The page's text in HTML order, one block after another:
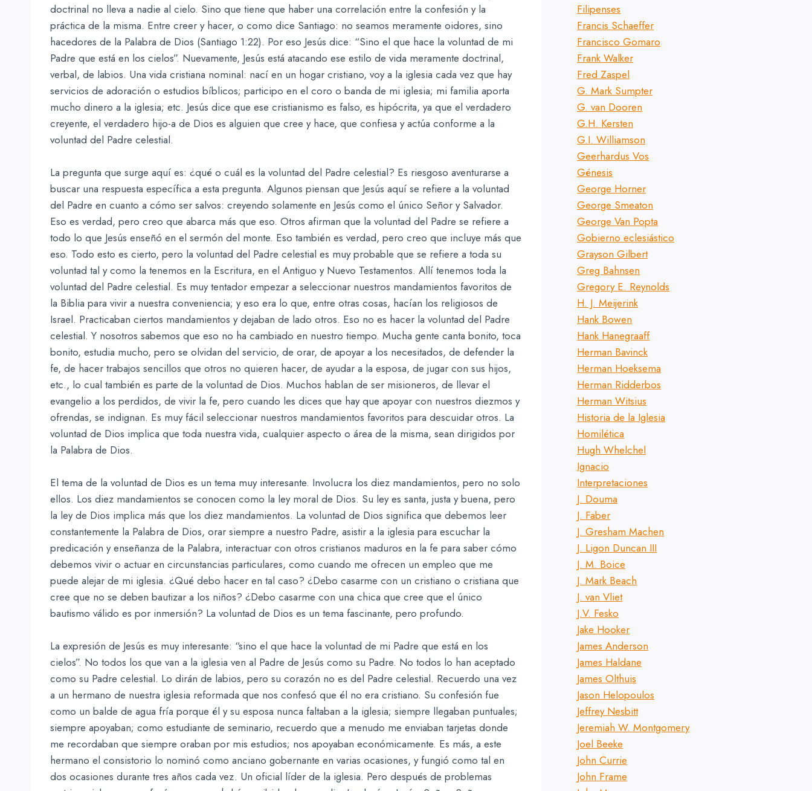
doctrinal no lleva a nadie al cielo. Sino que tiene que haber una correlación entre la confesión y la
práctica de la misma. Entre creer y hacer, o como dice Santiago: no seamos meramente oidores, sino
hacedores de la Palabra de Dios (Santiago 1:22). Por eso Jesús dice: “Sino el que hace la voluntad de mi
Padre que está en los cielos”. Nuevamente, Jesús está atacando ese estilo de vida meramente doctrinal,
verbal, de labios. Una vida cristiana nominal: nací en un hogar cristiano, voy a la iglesia cada vez que hay
servicios de adoración o estudios bíblicos; participo en el coro o banda de mi iglesia; mi familia aporta
mucho dinero a la iglesia; etc. Jesús dice que ese cristianismo es falso, es hipócrita, ya que el verdadero
creyente, el verdadero hijo-a de Dios es alguien que cree y hace, que confiesa y actúa conforme a la
voluntad del Padre celestial.
La pregunta que surge aquí es: ¿qué o cuál es la voluntad del Padre celestial? Es riesgoso aventurarse a
buscar una respuesta específica a esta pregunta. Algunos piensan que Jesús aquí se refiere a la voluntad
del Padre en cuanto a cómo ser salvos: creyendo solamente en Jesús como el único Señor y Salvador.
Eso es verdad, pero creo que abarca más que eso. Otros afirman que la voluntad del Padre se refiere a
todo lo que Jesús enseñó en el sermón del monte. Eso también es verdad, pero creo que incluye más que
eso. Todo esto es cierto, pero la voluntad del Padre celestial es muy probable que se refiere a toda su
voluntad tal y como la tenemos en la Escritura, en el Antiguo y Nuevo Testamentos. Allí tenemos toda la
voluntad del Padre celestial. Es muy tentador empezar a seleccionar nuestros mandamientos favoritos de
la Biblia para vivir a nuestra conveniencia; y eso era lo que, entre otras cosas, hacían los religiosos de
Israel. Practicaban ciertos mandamientos y dejaban de lado otros. Eso no es hacer la voluntad del Padre
celestial. Y nosotros sabemos que eso no ha cambiado en nuestro tiempo. Mucha gente canta bonito, toca
bonito, estudia mucho, pero se olvidan del servicio, de orar, de apoyar a los necesitados, de defender la
fe, de hacer trabajos sencillos que otros no quieren hacer, de ayudar a la esposa, de jugar con sus hijos,
etc., lo cual también es parte de la voluntad de Dios. Muchos hablan de ser misioneros, de llevar el
evangelio a los perdidos, de vivir la fe, pero cuando les dices que hay que apoyar con nuestros diezmos y
ofrendas, se indignan. Es muy fácil seleccionar nuestros mandamientos favoritos para descuidar otros. La
voluntad de Dios implica que toda nuestra vida, cualquier aspecto o área de la misma, sean dirigidos por
la Palabra de Dios.
El tema de la voluntad de Dios es un tema muy interesante. Involucra los diez mandamientos, pero no solo
ellos. Los diez mandamientos se conocen como la ley moral de Dios. Su ley es santa, justa y buena, pero
la ley de Dios implica más que los diez mandamientos. La voluntad de Dios significa que debemos leer
constantemente la Palabra de Dios, orar siempre a nuestro Padre, asistir a la iglesia para escuchar la
predicación y enseñanza de la Palabra, interactuar con otros cristianos maduros en la fe para saber cómo
debemos vivir o actuar en circunstancias particulares, como cuando me ofrecen un empleo que me
puede alejar de mi iglesia. ¿Qué debo hacer en tal caso? ¿Debo casarme con un cristiano o cristiana que
cree que no se deben bautizar a los niños? ¿Debo casarme con una chica que cree que el único
bautismo válido es por inmersión? La voluntad de Dios es un tema fascinante, pero profundo.
La expresión de Jesús es muy interesante: “sino el que hace la voluntad de mi Padre que está en los
cielos”. No todos los que van a la iglesia ven al Padre de Jesús como su Padre. No todos lo han aceptado
como su Padre celestial. Lo dirán de labios, pero su corazón no es del Padre celestial. Recuerdo una vez
a un hermano de nuestra iglesia reformada que nos confesó que él no era cristiano. Su confesión fue
como un balde de agua fría porque él y su esposa nunca faltaban a la iglesia; siempre llegaban puntuales;
siempre apoyaban; como estudiante de seminario, recuerdo que a menudo me enviaban tarjetas donde
me recordaban que siempre oraban por mis estudios; nos apoyaban económicamente. Es más, a este
hermano el consistorio lo nominó como anciano gobernante en varias ocasiones, y fungió como tal en
dos ocasiones durante tres años cada vez. Un oficial líder de la iglesia. Pero después de problemas
Filipenses
Francis Schaeffer
Francisco Gomaro
Frank Walker
Fred Zaspel
G. Mark Sumpter
G. van Dooren
G.H. Kersten
G.I. Williamson
Geerhardus Vos
Génesis
George Horner
George Smeaton
George Van Popta
Gobierno eclesiástico
Grayson Gilbert
Greg Bahnsen
Gregory E. Reynolds
H. J. Meijerink
Hank Bowen
Hank Hanegraaff
Herman Bavinck
Herman Hoeksema
Herman Ridderbos
Herman Witsius
Historia de la Iglesia
Homilética
Hugh Whelchel
Ignacio
Interpretaciones
J. Douma
J. Faber
J. Gresham Machen
J. Ligon Duncan III
J. M. Boice
J. Mark Beach
J. van Vliet
J.V. Fesko
Jake Hooker
James Anderson
James Haldane
James Olthuis
Jason Helopoulos
Jeffrey Nesbitt
Jeremiah W. Montgomery
Joel Beeke
John Currie
John Frame